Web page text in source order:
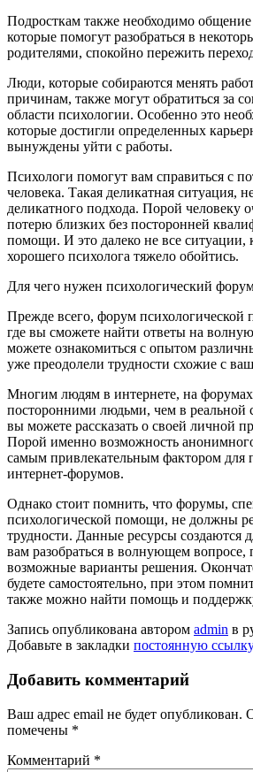
Подросткам также необходимо
которые помогут разобраться в
родителями, спокойно пережить
Люди, которые собираются менять
причинам, также могут обратиться за
области психологии. Особенно это
которые достигли определенных
вынуждены уйти с работы.
Психологи помогут вам справиться с
человека. Такая деликатная ситуация,
деликатного подхода. Порой человеку
потерю близких без посторонней
помощи. И это далеко не все ситуации,
хорошего психолога тяжело обойтись.
Для чего нужен психологический
Прежде всего, форум психологической
где вы сможете найти ответы на
можете ознакомиться с опытом
уже преодолели трудности схожие с
Многим людям в интернете, на форумах
посторонними людьми, чем в
вы можете рассказать о своей личной
Порой именно возможность
самым привлекательным фактором для
интернет-форумов.
Однако стоит помнить, что форумы,
психологической помощи, не должны
трудности. Данные ресурсы создаются
вам разобраться в волнующем вопросе,
возможные варианты решения.
будете самостоятельно, при этом
также можно найти помощь и
Запись опубликована автором admin в
Добавьте в закладки постоянную ссылку
Добавить комментарий
Ваш адрес email не будет опубликован.
помечены *
Комментарий *